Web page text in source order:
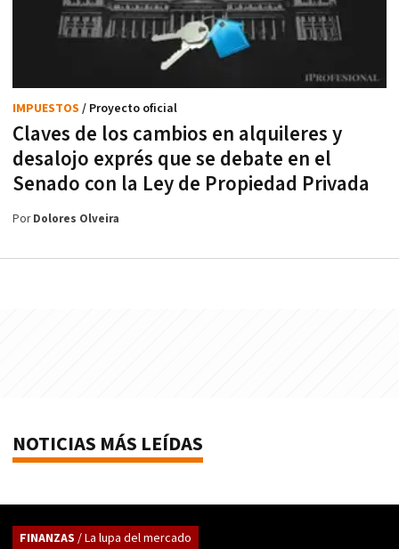
Claves de los cambios en alquileres y
desalojo exprés que se debate en el
Senado con la Ley de Propiedad Privada
IMPUESTOS / Proyecto oficial
PorDolores Olveira
NOTICIAS MÁS LEÍDAS
FINANZAS / La lupa del mercado